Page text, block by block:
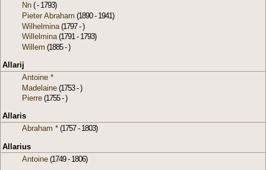
Nn ( - 1793)
Pieter Abraham (1890 - 1941)
Wilhelmina (1797 - )
Willelmina(1791 - 1793)
Willem (1885 - )
Allarij
Antoine *
Madelaine (1753 - )
Pierre (1755 - )
Allaris
Abraham * (1757 - 1803)
Allarius
Antoine (1749 - 1806)